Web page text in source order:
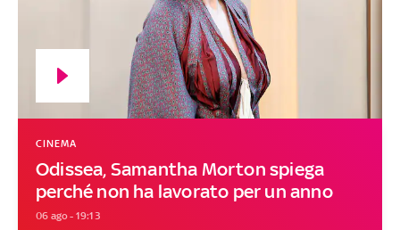
Odissea, Samantha Morton spiega
perché non ha lavorato per un anno
CINEMA
06 ago - 19:13